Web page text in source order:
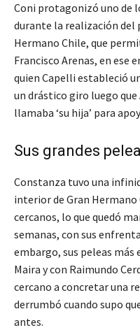
Coni protagonizó uno de
durante la realización del
Hermano Chile, que
Francisco Arenas, en ese
quien Capelli estableció
un drástico giro luego que
llamaba ‘su hija’ para
Sus grandes
Constanza tuvo una
interior de Gran Hermano
cercanos, lo que quedó
semanas, con sus
embargo, sus peleas
Maira y con Raimundo
cercano a concretar una
derrumbó cuando supo
antes.